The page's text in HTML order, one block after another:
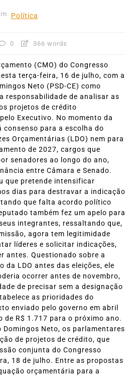
Política
0 366 words
(CMO) do Congresso
terça‑feira, 16 de julho, com a
Neto (PSD‑CE) como
responsabilidade de analisar as
projetos de crédito
Executivo. No momento da
para a escolha do
Orçamentárias (LDO) nem para
de 2027, cargos que
senadores ao longo do ano,
entre Câmara e Senado.
que pretende intensificar
dias para destravar a indicação
que falta acordo político
também fez um apelo para
integrantes, ressaltando que,
agora tem legitimidade
líderes e solicitar indicações,
antes. Questionado sobre a
da LDO antes das eleições, ele
ocorrer antes de novembro,
de precisar sem a designação
as prioridades do
enviado pelo governo em abril
de R$ 1.717 para o próximo ano.
Domingos Neto, os parlamentares
de projetos de crédito, que
conjunta do Congresso
18 de julho. Entre as propostas
orçamentária para a